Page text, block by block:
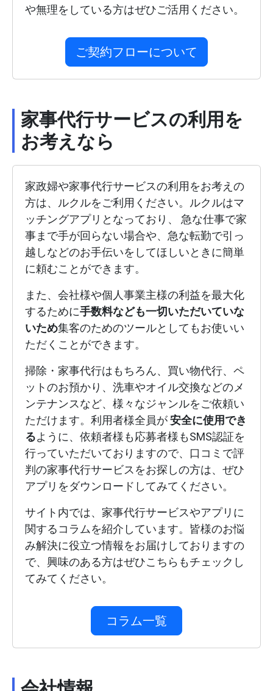
や無理をしている方はぜひご活用ください。
ご契約フローについて
家事代行サービスの利用を
お考えなら
家政婦や家事代行サービスの利用をお考えの
方は、ルクルをご利用ください。ルクルはマ
ッチングアプリとなっており、 急な仕事で家
事まで手が回らない場合や、急な転勤で引っ
越しなどのお手伝いをしてほしいときに簡単
に頼むことができます。
また、会社様や個人事業主様の利益を最大化
するために手数料なども一切いただいていな
いため集客のためのツールとしてもお使いい
ただくことができます。
掃除・家事代行はもちろん、買い物代行、ペ
ットのお預かり、洗車やオイル交換などのメ
ンテナンスなど、様々なジャンルをご依頼い
ただけます。利用者様全員が安全に使用でき
るように、依頼者様も応募者様もSMS認証を
行っていただいておりますので、口コミで評
判の家事代行サービスをお探しの方は、ぜひ
アプリをダウンロードしてみてください。
サイト内では、家事代行サービスやアプリに
関するコラムを紹介しています。皆様のお悩
み解決に役立つ情報をお届けしておりますの
で、興味のある方はぜひこちらもチェックし
てみてください。
コラム一覧